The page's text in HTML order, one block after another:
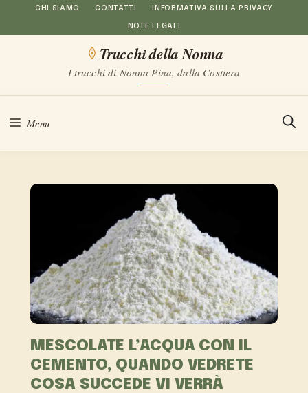
al
CHI SIAMO CONTATTI INFORMATIVA SULLA PRIVACY
NOTE LEGALI
Trucchi della Nonna
I trucchi di Nonna Pina, dalla Costiera
Menu
MESCOLATE L’ACQUA CON IL
CEMENTO, QUANDO VEDRETE
COSA SUCCEDE VI VERRÀ